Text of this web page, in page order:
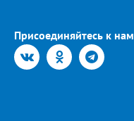
Присоединяйтесь к нам